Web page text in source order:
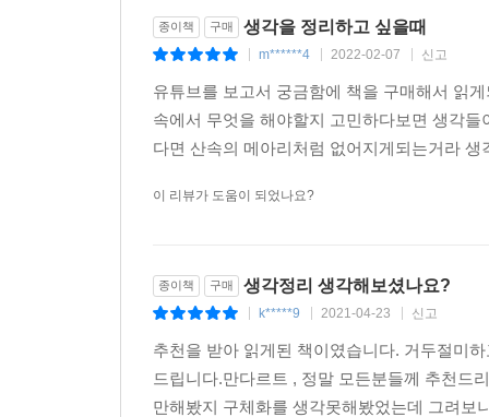
종이책 구매 생각을 정리하고 싶을때
m******4 2022-02-07 신고
유튜브를 보고서 궁금함에 책을 구매해서 읽
속에서 무엇을 해야할지 고민하다보면 생각
다면 산속의 메아리처럼 없어지게되는거라
이 리뷰가 도움이 되었나요?
종이책 구매 생각정리 생각해보셨나요?
k*****9 2021-04-23 신고
추천을 받아 읽게된 책이였습니다. 거두절미
드립니다.만다르트 , 정말 모든분들께 추천드
만해봤지 구체화를 생각못해봤었는데 그려